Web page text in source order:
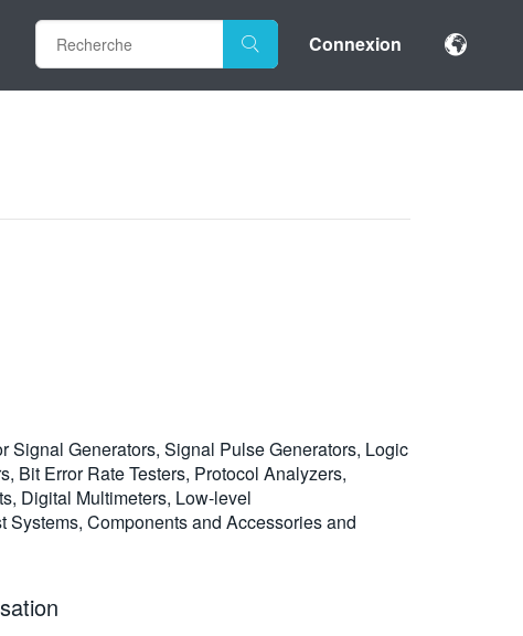
Connexion
Signal Generators, Signal Pulse Generators, Logic
Bit Error Rate Testers, Protocol Analyzers,
Digital Multimeters, Low-level
Components and Accessories and